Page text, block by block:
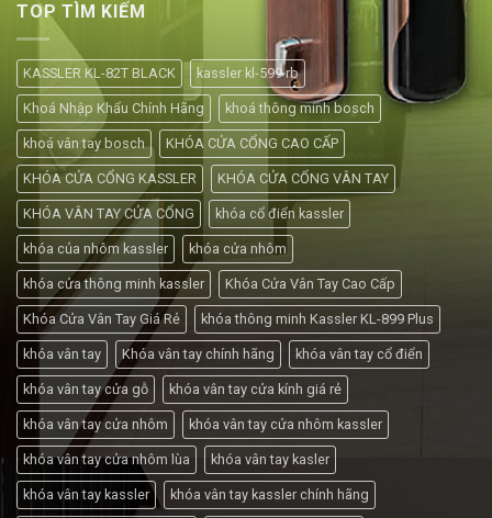
TOP TÌM KIẾM
KASSLER KL-82T BLACK kassler kl-599 rb
Khoá Nhập Khẩu Chính Hãng khoá thông minh bosch
khoá vân tay bosch KHÓA CỬA CỔNG CAO CẤP
KHÓA CỬA CỔNG KASSLER KHÓA CỬA CỔNG VÂN TAY
KHÓA VÂN TAY CỬA CỔNG khóa cổ điển kassler
khóa của nhôm kassler khóa cửa nhôm
khóa cửa thông minh kassler Khóa Cửa Vân Tay Cao Cấp
Khóa Cửa Vân Tay Giá Rẻ khóa thông minh Kassler KL-899 Plus
khóa vân tay Khóa vân tay chính hãng khóa vân tay cổ điển
khóa vân tay cửa gỗ khóa vân tay cửa kính giá rẻ
khóa vân tay cửa nhôm khóa vân tay cửa nhôm kassler
khóa vân tay cửa nhôm lùa khóa vân tay kasler
khóa vân tay kassler khóa vân tay kassler chính hãng